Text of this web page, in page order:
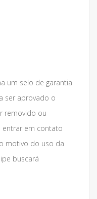
um selo de garantia
ser aprovado o
removido ou
entrar em contato
motivo do uso da
buscará